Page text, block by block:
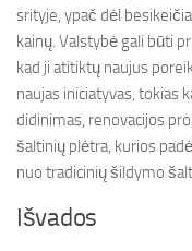
srityje, ypač dėl
kainų. Valstybė gali būti
kad ji atitiktų naujus
naujas iniciatyvas, tokias
didinimas, renovacijos
šaltinių plėtra, kurios
nuo tradicinių šildymo
Išvados